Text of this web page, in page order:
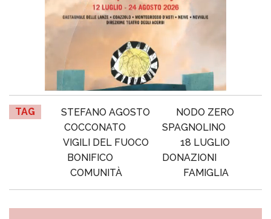
TAG STEFANO AGOSTO
NODO ZERO
COCCONATO
SPAGNOLINO
VIGILI DEL FUOCO
18 LUGLIO
BONIFICO
DONAZIONI
COMUNITÀ
FAMIGLIA